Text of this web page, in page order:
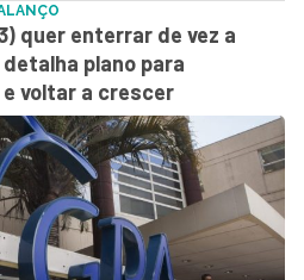
quer enterrar de vez a
plano para
voltar a crescer